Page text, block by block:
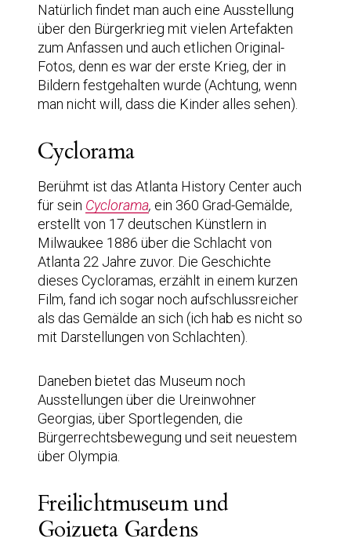
Natürlich findet man auch eine Ausstellung
über den Bürgerkrieg mit vielen Artefakten
zum Anfassen und auch etlichen Original-
Fotos, denn es war der erste Krieg, der in
Bildern festgehalten wurde (Achtung, wenn
man nicht will, dass die Kinder alles sehen).
Cyclorama
Berühmt ist das Atlanta History Center auch
für sein Cyclorama, ein 360 Grad-Gemälde,
erstellt von 17 deutschen Künstlern in
Milwaukee 1886 über die Schlacht von
Atlanta 22 Jahre zuvor. Die Geschichte
dieses Cycloramas, erzählt in einem kurzen
Film, fand ich sogar noch aufschlussreicher
als das Gemälde an sich (ich hab es nicht so
mit Darstellungen von Schlachten).
Daneben bietet das Museum noch
Ausstellungen über die Ureinwohner
Georgias, über Sportlegenden, die
Bürgerrechtsbewegung und seit neuestem
über Olympia.
Freilichtmuseum und
Goizueta Gardens